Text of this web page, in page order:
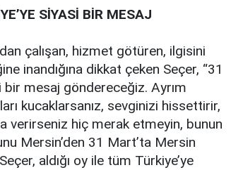
SİYASİ BİR MESAJ
çalışan, hizmet götüren, ilgisini
inandığına dikkat çeken Seçer, “31
bir mesaj göndereceğiz. Ayrım
kucaklarsanız, sevginizi hissettirir,
verirseniz hiç merak etmeyin, bunun
Mersin’den 31 Mart’ta Mersin
aldığı oy ile tüm Türkiye’ye